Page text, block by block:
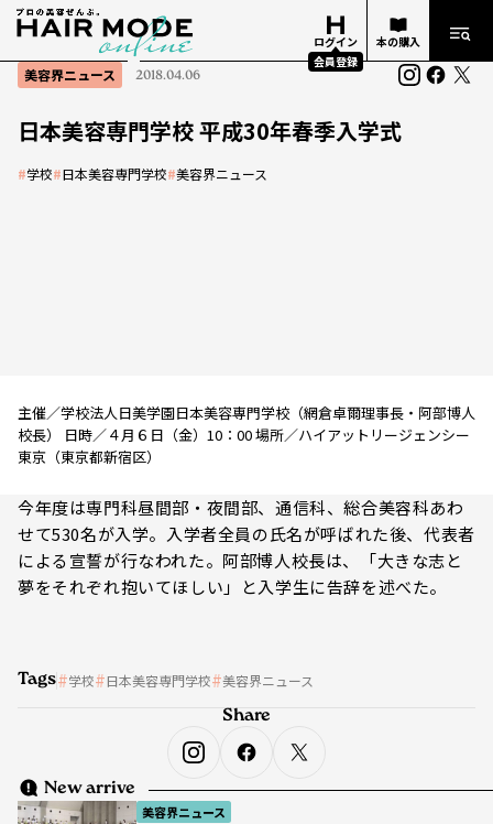
ログイン
会員登録
本の購入
美容界ニュース 2018.04.06
日本美容専門学校 平成30年春季入学式
#学校#日本美容専門学校#美容界ニュース
主催／学校法人日美学園日本美容専門学校（網倉卓爾理事長・阿部博人
校長） 日時／４月６日（金）10：00 場所／ハイアットリージェンシー
東京（東京都新宿区）
今年度は専門科昼間部・夜間部、通信科、総合美容科あわ
せて530名が入学。入学者全員の氏名が呼ばれた後、代表者
による宣誓が行なわれた。阿部博人校長は、「大きな志と
夢をそれぞれ抱いてほしい」と入学生に告辞を述べた。
Tags 学校 日本美容専門学校 美容界ニュース
New arrive
美容界ニュース
Share